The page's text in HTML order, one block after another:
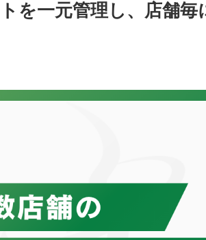
を一元管理し、店舗毎